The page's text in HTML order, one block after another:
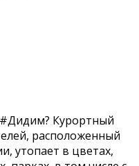
#Дидим? Курортный
расположенный
утопает в цветах,